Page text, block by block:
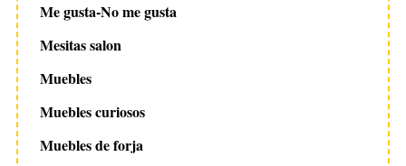
Me gusta-No me gusta
Mesitas salon
Muebles
Muebles curiosos
Muebles de forja